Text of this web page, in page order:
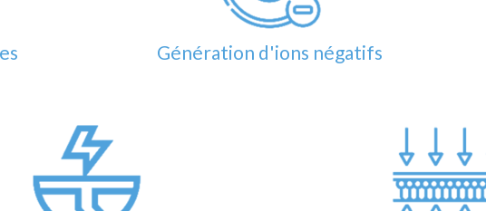
Génération d'ions négatifs